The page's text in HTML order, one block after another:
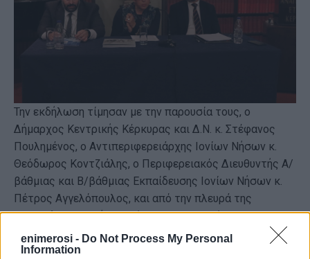
enimerosi - Do Not Process My Personal
Information
Την εκδήλωση τίμησαν με την παρουσία τους, ο
Δήμαρχος Κεντρικής Κέρκυρας και Δ.Ν. κ. Στέφανος
Πουλημένος, ο Αντιπεριφερειάρχης Ιονίων Νήσων κ.
Θεόδωρος Κοντζιάλης, ο Περιφερειακός Διευθυντής Α/
βάθμιας και Β/βάθμιας Εκπαίδευσης Ιονίων Νήσων κ.
Πέτρος Αγγελόπουλος, και από την πλευρά της
Πειραιώς η Γενική Διευθύντρια του Δικτύου της
Πειραιώς Βόρειας Ελλάδας κα Μαρία Μαυροματάκη, o
Περιφερειακός Διευθυντής του Δικτύου Δυτικής